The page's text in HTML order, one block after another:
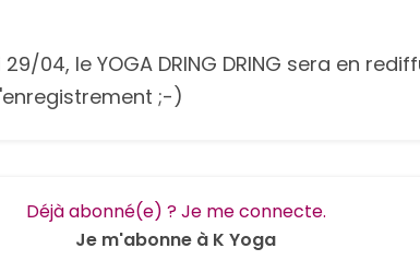
04, le YOGA DRING DRING sera en
;-)
Déjà abonné(e) ? Je me connecte.
Je m'abonne à K Yoga